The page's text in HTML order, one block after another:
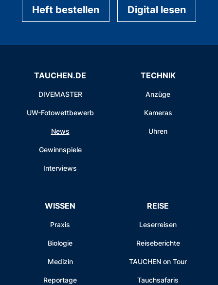
Heft bestellen Digital lesen
TAUCHEN.DE
DIVEMASTER
UW-Fotowettbewerb
News
Gewinnspiele
Interviews
TECHNIK
Anzüge
Kameras
Uhren
WISSEN
Praxis
Biologie
Medizin
Reportage
REISE
Leserreisen
Reiseberichte
TAUCHEN on Tour
Tauchsafaris